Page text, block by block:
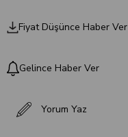
Fiyat Düşünce Haber Ver
Gelince Haber Ver
Yorum Yaz